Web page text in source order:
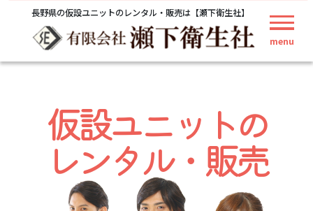
長野県の仮設ユニットのレンタル・販売は【瀬下衛生社】
仮設ユニットの
レンタル・販売
menu